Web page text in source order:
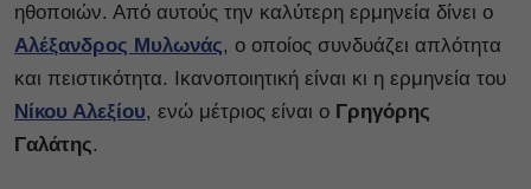
ηθοποιών. Από αυτούς την καλύτερη ερμηνεία δίνει ο
Αλέξανδρος Μυλωνάς, ο οποίος συνδυάζει απλότητα
και πειστικότητα. Ικανοποιητική είναι κι η ερμηνεία του
Νίκου Αλεξίου, ενώ μέτριος είναι ο Γρηγόρης
Γαλάτης.